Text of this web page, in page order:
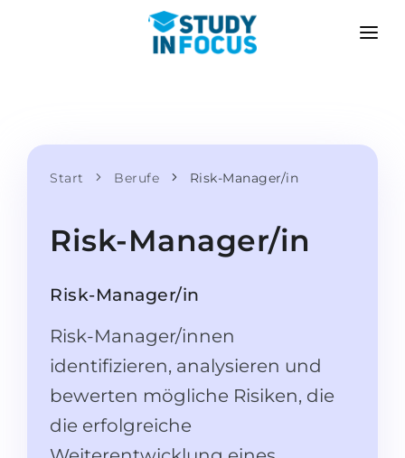
Universitäten
Bachelor & Master
Propädeutikum
SPRACHSCHULEN
Online-Sprachunterricht
Sprachvisum
STUDIENKOLLEG
SZENARIEN
Nach der Schule bewerben
Master in Deutschland
Mit Zulassungsgarantie
Bachelor
METHODIK
Start Berufe Risk-Manager/in
Risk-Manager/in
Risk-Manager/in
Risk-Manager/innen
identifizieren, analysieren und
bewerten mögliche Risiken, die
die erfolgreiche